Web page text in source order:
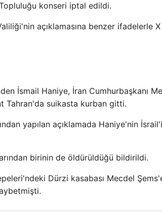
konseri iptal edildi.
açıklamasına benzer ifadelerle
İsmail Haniye, İran Cumhurbaşkanı
Tahran'da suikasta kurban gitti.
yapılan açıklamada Haniye'nin
birinin de öldürüldüğü bildirildi.
Dürzi kasabası Mecdel